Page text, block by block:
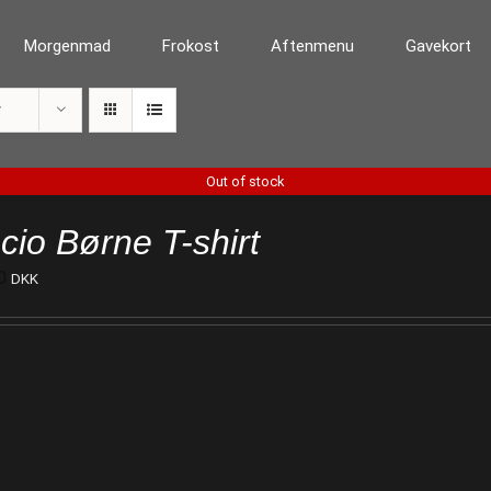
Morgenmad Frokost Aftenmenu Gavekort
Out of stock
Børne T-shirt
DKK